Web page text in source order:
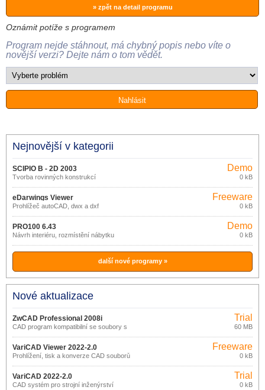
» zpět na detail programu
Oznámit potíže s programem
Program nejde stáhnout, má chybný popis nebo víte o
novější verzi? Dejte nám o tom vědět.
Nejnovější v kategorii
SCIPIO B - 2D 2003
Tvorba rovinných konstrukcí
Demo
0 kB
eDarwings Viewer
Prohlížeč autoCAD, dwx a dxf
Freeware
0 kB
PRO100 6.43
Návrh interiéru, rozmístění nábytku
Demo
0 kB
další nové programy »
Nové aktualizace
ZwCAD Professional 2008i
CAD program kompatibilní se soubory s
Trial
60 MB
VariCAD Viewer 2022-2.0
Prohlížení, tisk a konverze CAD souborů
Freeware
0 kB
VariCAD 2022-2.0
CAD systém pro strojní inženýrství
Trial
0 kB